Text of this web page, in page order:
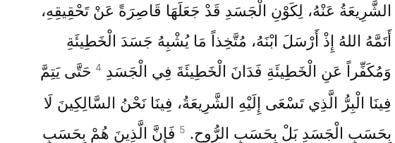
الشَّرِيعَةُ عَنْهُ، لِكَوْنِ الْجَسَدِ قَدْ جَعَلَهَا قَاصِرَةً عَنْ تَحْقِيقِهِ،
أَتَمَّهُ اللهُ إِذْ أَرْسَلَ ابْنَهُ، مُتَّخِذاً مَا يُشْبِهُ جَسَدَ الْخَطِيئَةِ
وَمُكَفِّراً عَنِ الْخَطِيئَةِ فَدَانَ الْخَطِيئَةَ فِي الْجَسَدِ 4 حَتَّى يَتِمَّ
فِينَا الْبِرُّ الَّذِي تَسْعَى إِلَيْهِ الشَّرِيعَةُ، فِينَا نَحْنُ السَّالِكِينَ لَا
بِحَسَبِ الْجَسَدِ بَلْ بِحَسَبِ الرُّوحِ. 5 فَإِنَّ الَّذِينَ هُمْ بِحَسَبِ